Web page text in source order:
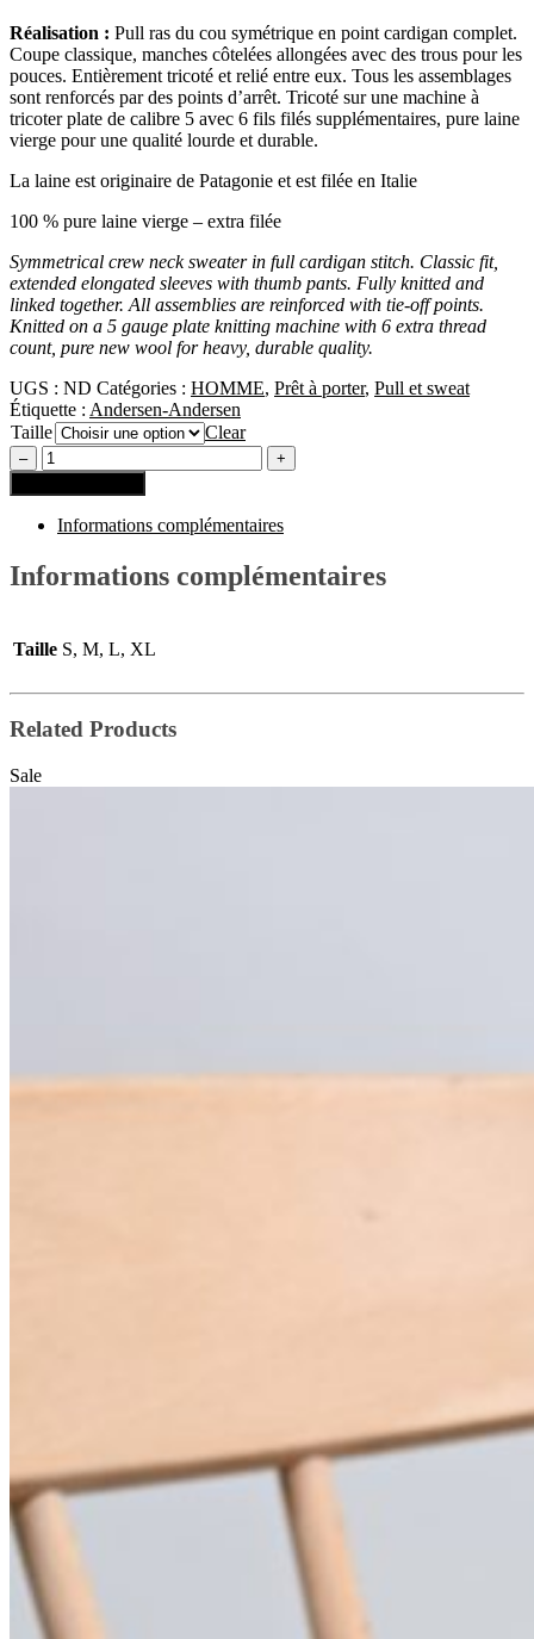
Réalisation : Pull ras du cou symétrique en point cardigan complet.
Coupe classique, manches côtelées allongées avec des trous pour les
pouces. Entièrement tricoté et relié entre eux. Tous les assemblages
sont renforcés par des points d’arrêt. Tricoté sur une machine à
tricoter plate de calibre 5 avec 6 fils filés supplémentaires, pure laine
vierge pour une qualité lourde et durable.
La laine est originaire de Patagonie et est filée en Italie
100 % pure laine vierge – extra filée
Symmetrical crew neck sweater in full cardigan stitch. Classic fit,
extended elongated sleeves with thumb pants. Fully knitted and
linked together. All assemblies are reinforced with tie-off points.
Knitted on a 5 gauge plate knitting machine with 6 extra thread
count, pure new wool for heavy, durable quality.
UGS : ND Catégories : HOMME, Prêt à porter, Pull et sweat
Étiquette : Andersen-Andersen
Taille
Clear
Informations complémentaires
Informations complémentaires
Taille S, M, L, XL
Related Products
Sale